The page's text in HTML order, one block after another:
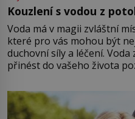
Kouzlení s vodou z
Voda má v magii zvláštní
které pro vás mohou být
duchovní síly a léčení.
přinést do vašeho života
můžete obohatit své rituály
větší harmonii a klid. Je